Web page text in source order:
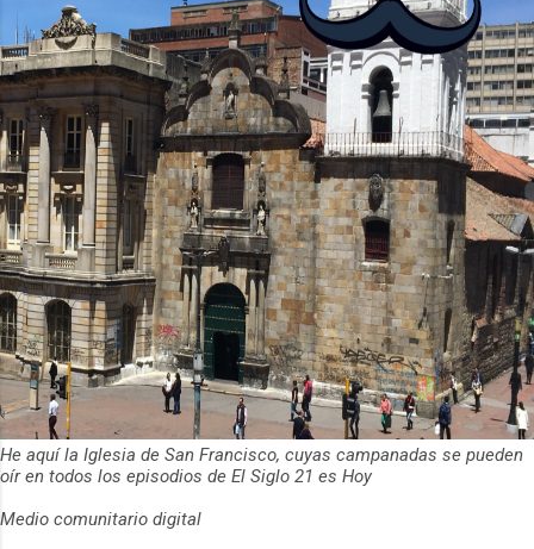
ha empeza...
He aquí la Iglesia de San Francisco, cuyas campanadas se pueden
oír en todos los episodios de El Siglo 21 es Hoy
Medio comunitario digital